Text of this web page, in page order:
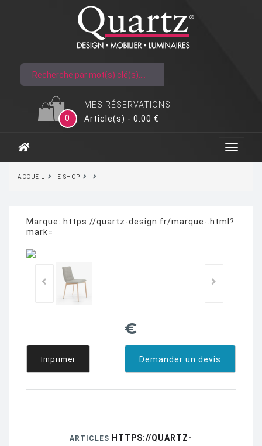
MES RÉSERVATIONS
0
Article(s) - 0.00 €
ACCUEIL E-SHOP
Marque: https://quartz-design.fr/marque-.html?
mark=
€
Demander un devis
Imprimer
ARTICLES HTTPS://QUARTZ-